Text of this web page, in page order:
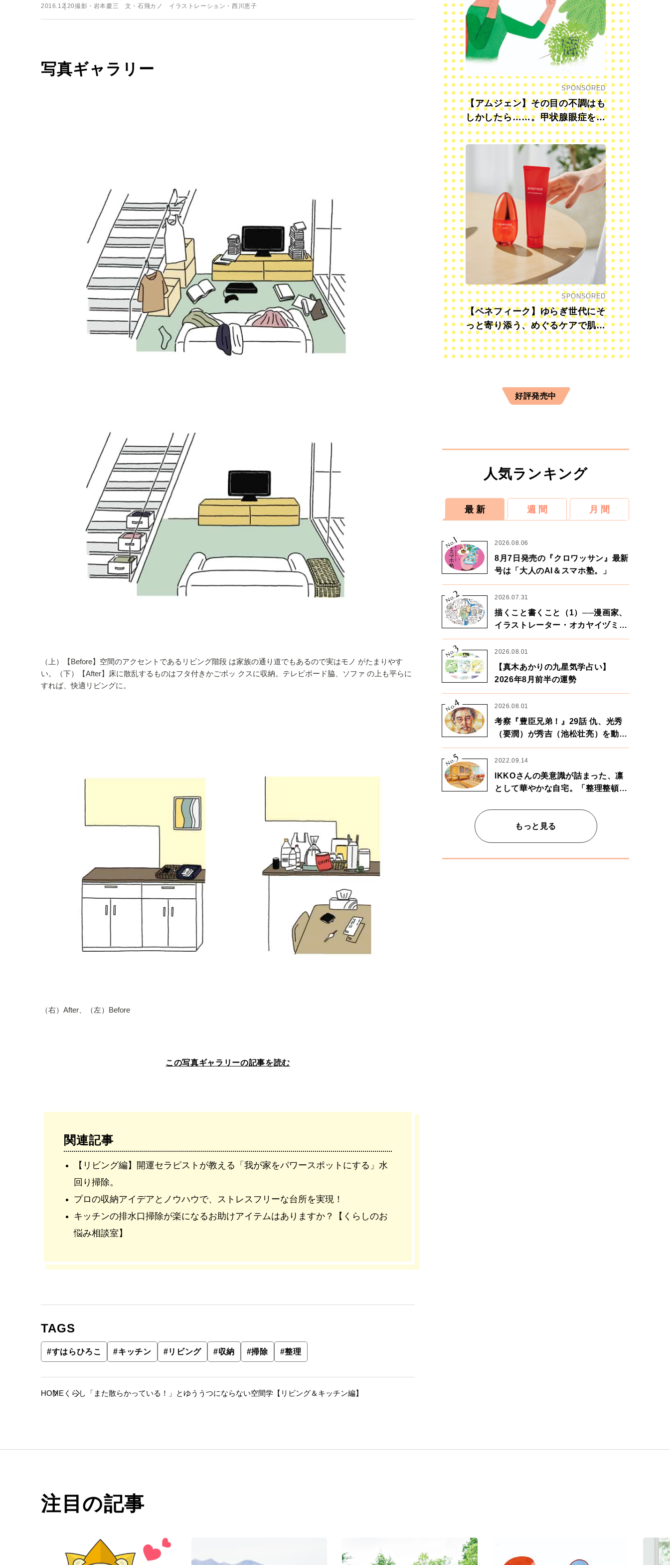
2016.12.20撮影・岩本慶三 文・石飛カノ イラストレーション・西川恵子
写真ギャラリー
（上）【Before】空間のアクセントであるリビング階段 は家族の通り道でもあるので実はモノ がたまりやす
い。（下）【After】床に散乱するものはフタ付きかごボッ クスに収納。テレビボード脇、ソファ の上も平らに
すれば、快適リビングに。
（右）After、（左）Before
この写真ギャラリーの記事を読む
関連記事
【リビング編】開運セラピストが教える「我が家をパワースポットにする」水
回り掃除。
プロの収納アイデアとノウハウで、ストレスフリーな台所を実現！
キッチンの排水口掃除が楽になるお助けアイテムはありますか？【くらしのお
悩み相談室】
TAGS
#すはらひろこ #キッチン #リビング #収納 #掃除 #整理
HOME くらし 「また散らかっている！」とゆううつにならない空間学【リビング＆キッチン編】
SPONSORED
【アムジェン】その目の不調はも
しかしたら……。甲状腺眼症を知
っていますか？
SPONSORED
【ベネフィーク】ゆらぎ世代にそ
っと寄り添う、めぐるケアで肌も
心も前向きに
好評発売中
人気ランキング
最 新 週 間 月 間
No.
1 2026.08.06
8月7日発売の『クロワッサン』最新
号は「大人のAI＆スマホ塾。」
No.2 2026.07.31
描くこと書くこと（1）──漫画家、
イラストレーター・オカヤイヅミさ
ん×漫画家・鶴谷香央理さん
No.
3 2026.08.01
【真木あかりの九星気学占い】
2026年8月前半の運勢
No.
4 2026.08.01
考察『豊臣兄弟！』29話 仇、光秀
（要潤）が秀吉（池松壮亮）を動か
す。天下に向けた兄弟の分岐点。
No.
5 2022.09.14
IKKOさんの美意識が詰まった、凛
として華やかな自宅。「整理整頓は
もっと見る
注目の記事